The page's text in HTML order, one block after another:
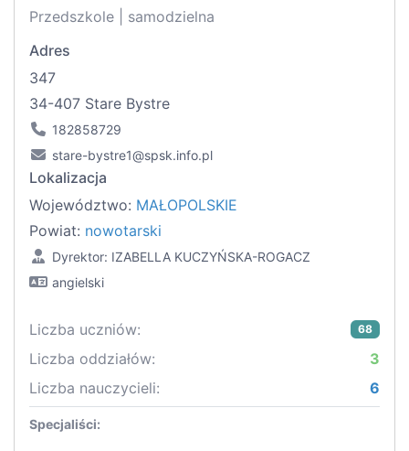
Przedszkole | samodzielna
Adres
347
34-407 Stare Bystre
182858729
stare-bystre1@spsk.info.pl
Lokalizacja
Województwo: MAŁOPOLSKIE
Powiat: nowotarski
Dyrektor: IZABELLA KUCZYŃSKA-ROGACZ
angielski
Liczba uczniów: 68
Liczba oddziałów:
3
Liczba nauczycieli:
6
Specjaliści: